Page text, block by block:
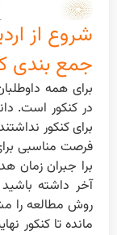
شروع از
جمع بندی
برای همه
در کنکور است.
برای کنکور
فرصت مناسبی
برا جبران زمان
آخر داشته
روش مطالعه را
مانده تا کنکور